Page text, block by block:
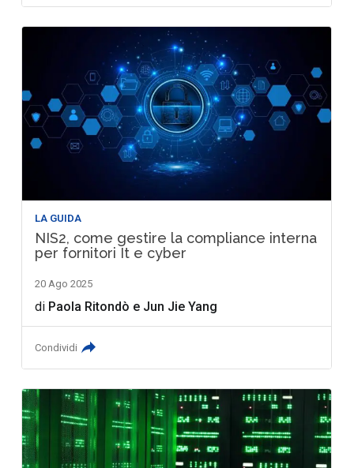
LA GUIDA
NIS2, come gestire la compliance interna
per fornitori It e cyber
20 Ago 2025
di Paola Ritondò e Jun Jie Yang
Condividi